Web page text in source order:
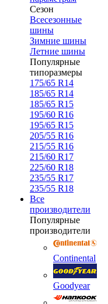
Сезон
Всесезонные
шины
Зимние шины
Летние шины
Популярные
типоразмеры
175/65 R14
185/65 R14
185/65 R15
195/60 R16
195/65 R15
205/55 R16
215/55 R16
215/60 R17
225/60 R18
235/55 R17
235/55 R18
Все
производители
Популярные
производители
Continental
Goodyear